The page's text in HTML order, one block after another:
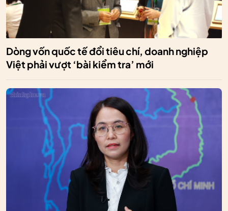
Dòng vốn quốc tế đổi tiêu chí, doanh nghiệp
Việt phải vượt ‘bài kiểm tra’ mới